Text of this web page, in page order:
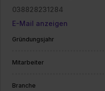
038828231284
E-Mail anzeigen
Gründungsjahr
Mitarbeiter
Branche